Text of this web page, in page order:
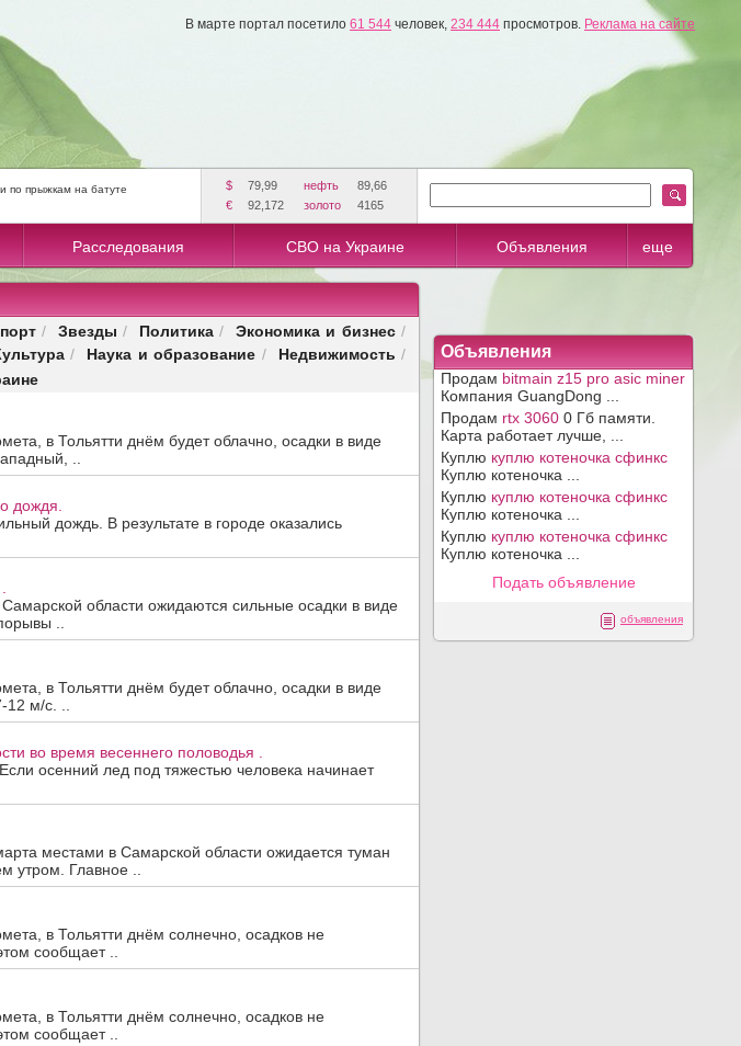
В марте портал посетило 61 544 человек, 234 444 просмотров. Реклама на сайте
по прыжкам на батуте
$ 79,99 нефть
89,66
€
92,172 золото 4165
Расследования СВО на Украине Объявления еще
/ Звезды / Политика / Экономика и бизнес/
/ Наука и образование / Недвижимость /
в Тольятти днём будет облачно, осадки в виде
..
дождя.
дождь. В результате в городе оказались
области ожидаются сильные осадки в виде
..
в Тольятти днём будет облачно, осадки в виде
м/с. ..
во время весеннего половодья .
осенний лед под тяжестью человека начинает
местами в Самарской области ожидается туман
утром. Главное ..
в Тольятти днём солнечно, осадков не
сообщает ..
в Тольятти днём солнечно, осадков не
сообщает ..
Объявления
Продам bitmain z15 pro asic miner
Компания GuangDong ...
Продам rtx 3060 0 Гб памяти.
Карта работает лучше, ...
Куплю куплю котеночка сфинкс
Куплю котеночка ...
Куплю куплю котеночка сфинкс
Куплю котеночка ...
Куплю куплю котеночка сфинкс
Куплю котеночка ...
Подать объявление
объявления